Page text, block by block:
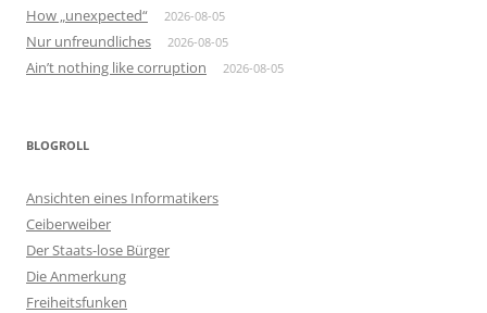
How „unexpected“ 2026-08-05
Nur unfreundliches 2026-08-05
Ain’t nothing like corruption 2026-08-05
BLOGROLL
Ansichten eines Informatikers
Ceiberweiber
Der Staats-lose Bürger
Die Anmerkung
Freiheitsfunken